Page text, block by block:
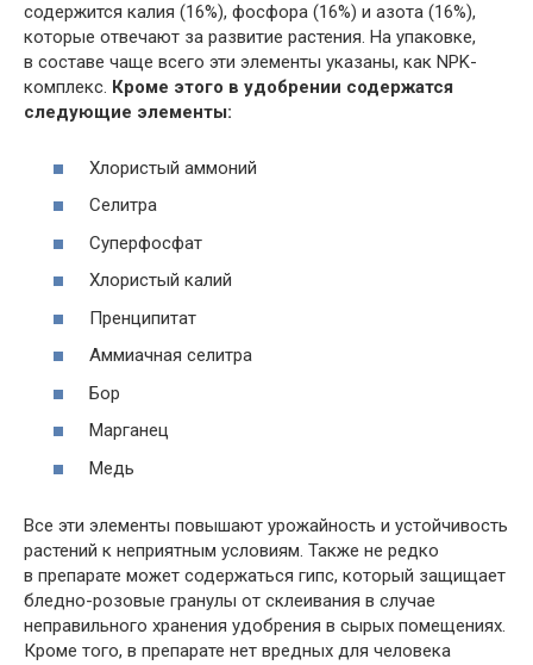
содержится калия (16%), фосфора (16%) и азота (16%),
которые отвечают за развитие растения. На упаковке,
в составе чаще всего эти элементы указаны, как NPK-
комплекс. Кроме этого в удобрении содержатся
следующие элементы:
Хлористый аммоний
Селитра
Суперфосфат
Хлористый калий
Пренципитат
Аммиачная селитра
Бор
Марганец
Медь
Все эти элементы повышают урожайность и устойчивость
растений к неприятным условиям. Также не редко
в препарате может содержаться гипс, который защищает
бледно-розовые гранулы от склеивания в случае
неправильного хранения удобрения в сырых помещениях.
Кроме того, в препарате нет вредных для человека